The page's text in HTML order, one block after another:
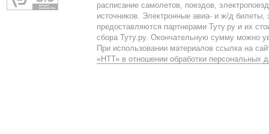
расписание самолетов, поездов,
источников. Электронные авиа- и ж/д билеты,
предоставляются партнерами Туту.ру и их
сбора Туту.ру. Окончательную сумму можно
При использовании материалов ссылка на
«НТТ» в отношении обработки персональных